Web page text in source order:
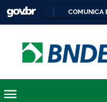
COMUNICA